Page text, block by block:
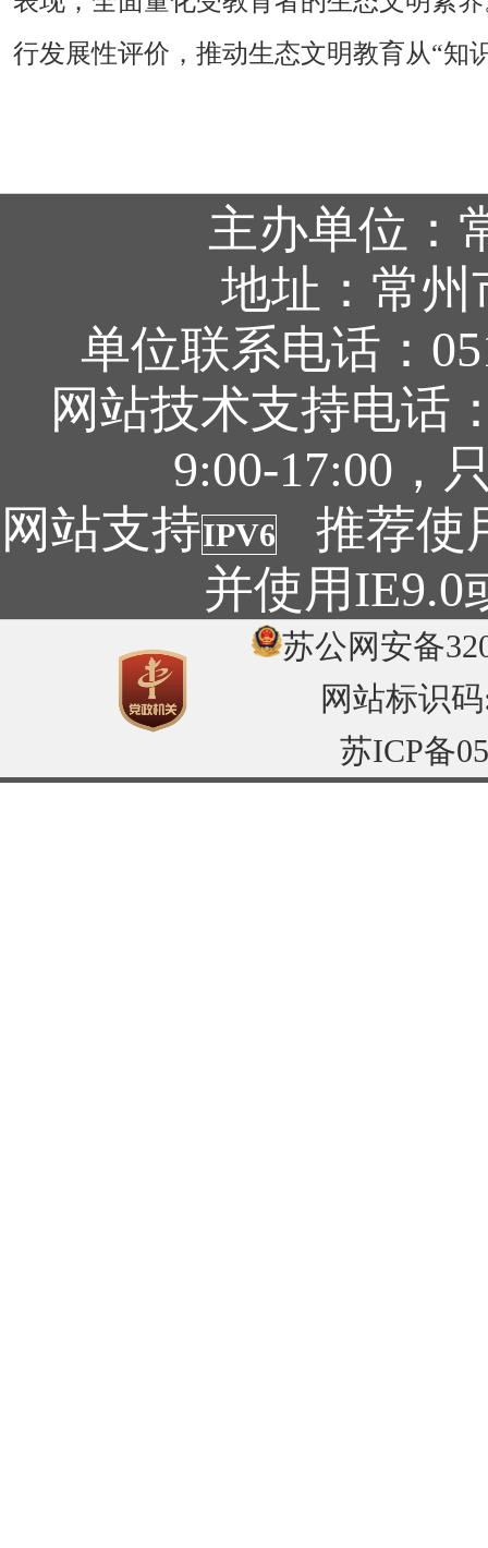
行发展性评价，推动生态文明教育从“知
主办单位：
地址：常州
单位联系电话：
网站技术支持电话
9:00-17:00，
网站支持IPV6推荐使
并使用IE9.0
苏公网安备
网站标识码
苏ICP备